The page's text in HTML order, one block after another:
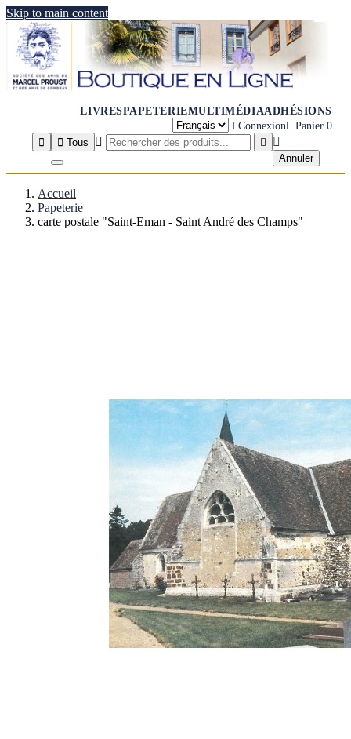
Skip to main content
LIVRESPAPETERIEMULTIMÉDIAADHÉSIONS
 Connexion Panier 0

 Tous   
Annuler
Accueil
Papeterie
carte postale "Saint-Eman - Saint André des Champs"